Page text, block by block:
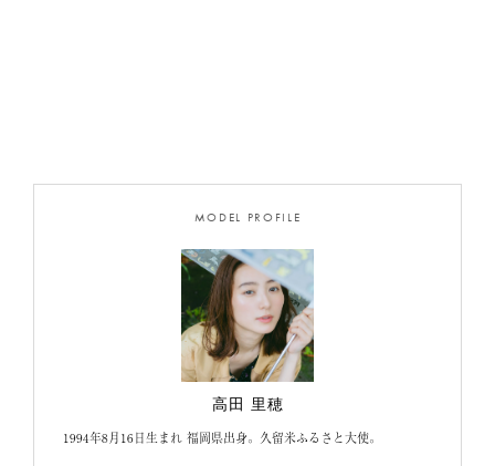
MODEL PROFILE
高田 里穂
1994年8月16日生まれ 福岡県出身。久留米ふるさと大使。